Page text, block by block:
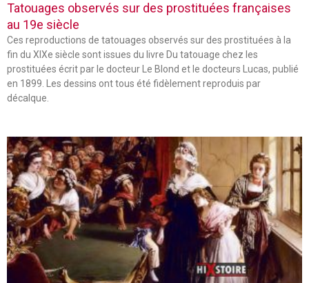
Tatouages observés sur des prostituées françaises
au 19e siècle
Ces reproductions de tatouages observés sur des prostituées à la
fin du XIXe siècle sont issues du livre Du tatouage chez les
prostituées écrit par le docteur Le Blond et le docteurs Lucas, publié
en 1899. Les dessins ont tous été fidèlement reproduis par
décalque.